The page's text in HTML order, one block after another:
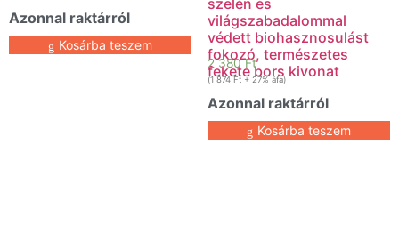
Azonnal raktárról
Kosárba teszem
szelén és
világszabadalommal
védett biohasznosulást
fokozó, természetes
fekete bors kivonat
2 380Ft
(1 874Ft+ 27% áfa)
Azonnal raktárról
Kosárba teszem